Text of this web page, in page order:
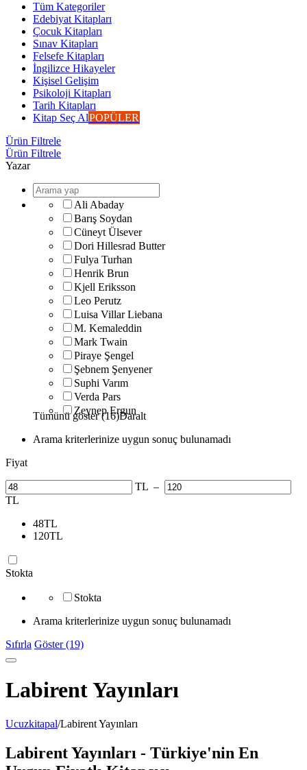
Tüm Kategoriler
Edebiyat Kitapları
Çocuk Kitapları
Sınav Kitapları
Felsefe Kitapları
İngilizce Hikayeler
Kişisel Gelişim
Psikoloji Kitapları
Tarih Kitapları
Kitap Seç AlPOPÜLER
Ürün Filtrele
Ürün Filtrele
Yazar
Ali Abaday
Barış Soydan
Cüneyt Ülsever
Dori Hillesrad Butter
Fulya Turhan
Henrik Brun
Kjell Eriksson
Leo Perutz
Luisa Villar Liebana
M. Kemaleddin
Mark Twain
Piraye Şengel
Şebnem Şenyener
Suphi Varım
Verda Pars
Zeynep Ergun
Tümünü göster (16)Daralt
Arama kriterlerinize uygun sonuç bulunamadı
Fiyat
TL –
TL
48TL
120TL
Stokta
Stokta
Arama kriterlerinize uygun sonuç bulunamadı
Sıfırla Göster (19)
Labirent Yayınları
Ucuzkitapal/Labirent Yayınları
Labirent Yayınları - Türkiye'nin En